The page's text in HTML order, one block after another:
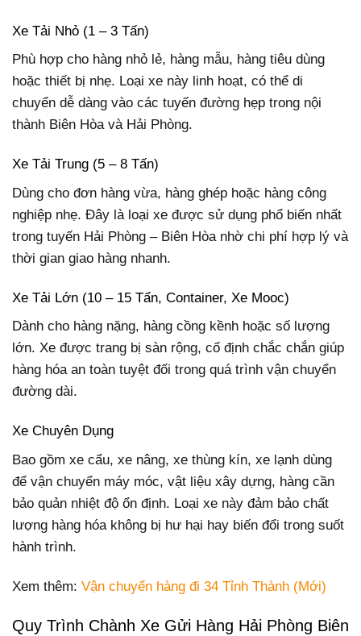
Xe Tải Nhỏ (1 – 3 Tấn)
Phù hợp cho hàng nhỏ lẻ, hàng mẫu, hàng tiêu dùng
hoặc thiết bị nhẹ. Loại xe này linh hoạt, có thể di
chuyển dễ dàng vào các tuyến đường hẹp trong nội
thành Biên Hòa và Hải Phòng.
Xe Tải Trung (5 – 8 Tấn)
Dùng cho đơn hàng vừa, hàng ghép hoặc hàng công
nghiệp nhẹ. Đây là loại xe được sử dụng phổ biến nhất
trong tuyến Hải Phòng – Biên Hòa nhờ chi phí hợp lý và
thời gian giao hàng nhanh.
Xe Tải Lớn (10 – 15 Tấn, Container, Xe Mooc)
Dành cho hàng nặng, hàng cồng kềnh hoặc số lượng
lớn. Xe được trang bị sàn rộng, cố định chắc chắn giúp
hàng hóa an toàn tuyệt đối trong quá trình vận chuyển
đường dài.
Xe Chuyên Dụng
Bao gồm xe cẩu, xe nâng, xe thùng kín, xe lạnh dùng
để vận chuyển máy móc, vật liệu xây dựng, hàng cần
bảo quản nhiệt độ ổn định. Loại xe này đảm bảo chất
lượng hàng hóa không bị hư hại hay biến đổi trong suốt
hành trình.
Xem thêm: Vận chuyển hàng đi 34 Tỉnh Thành (Mới)
Quy Trình Chành Xe Gửi Hàng Hải Phòng Biên